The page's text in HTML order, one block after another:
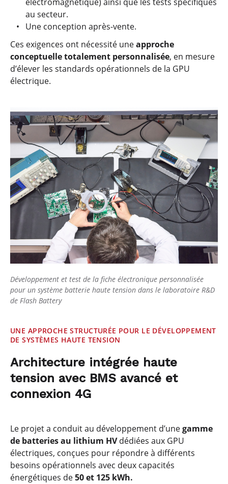
au secteur.
Une conception après-vente.
Ces exigences ont nécessité uneapproche
conceptuelle totalement personnalisée, en mesure
d’élever les standards opérationnels de la GPU
électrique.
Développement et test de la fiche électronique personnalisée
pour un système batterie haute tension dans le laboratoire R&D
de Flash Battery
UNE APPROCHE STRUCTURÉE POUR LE DÉVELOPPEMENT
DE SYSTÈMES HAUTE TENSION
Architecture intégrée haute
tension avec BMS avancé et
connexion 4G
Le projet a conduit au développement d’unegamme
de batteries au lithium HVdédiées aux GPU
électriques, conçues pour répondre à différents
besoins opérationnels avec deux capacités
énergétiques de50 et 125 kWh.